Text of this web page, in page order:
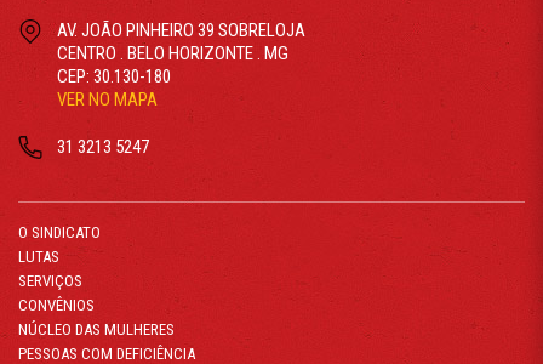
AV. JOÃO PINHEIRO 39 SOBRELOJA
CENTRO . BELO HORIZONTE . MG
CEP: 30.130-180
VER NO MAPA
31 3213 5247
O SINDICATO
LUTAS
SERVIÇOS
CONVÊNIOS
NÚCLEO DAS MULHERES
PESSOAS COM DEFICIÊNCIA